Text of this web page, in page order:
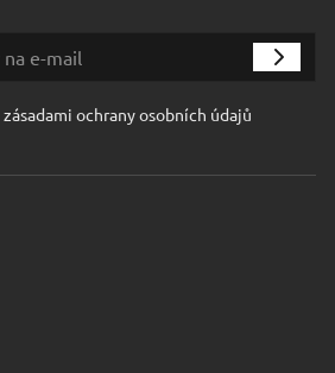
zásadami ochrany osobních údajů